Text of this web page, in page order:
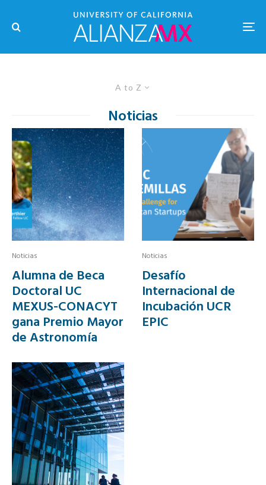
A to Z
Noticias
Noticias
Alumna de Beca
Doctoral UC
MEXUS-CONACYT
gana Premio Mayor
de Astronomía
Noticias
Desafío
Internacional de
Incubación UCR
EPIC